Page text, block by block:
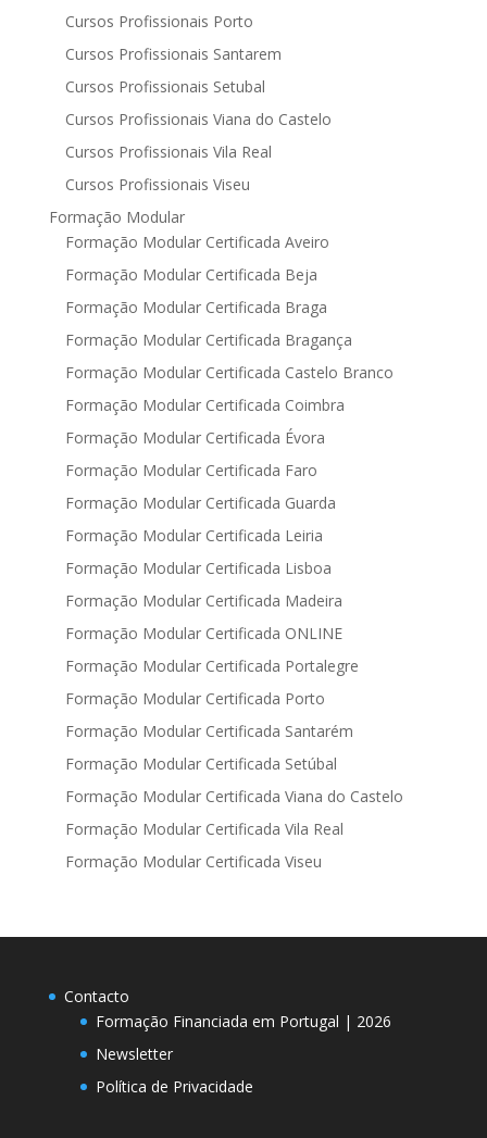
Cursos Profissionais Porto
Cursos Profissionais Santarem
Cursos Profissionais Setubal
Cursos Profissionais Viana do Castelo
Cursos Profissionais Vila Real
Cursos Profissionais Viseu
Formação Modular
Formação Modular Certificada Aveiro
Formação Modular Certificada Beja
Formação Modular Certificada Braga
Formação Modular Certificada Bragança
Formação Modular Certificada Castelo Branco
Formação Modular Certificada Coimbra
Formação Modular Certificada Évora
Formação Modular Certificada Faro
Formação Modular Certificada Guarda
Formação Modular Certificada Leiria
Formação Modular Certificada Lisboa
Formação Modular Certificada Madeira
Formação Modular Certificada ONLINE
Formação Modular Certificada Portalegre
Formação Modular Certificada Porto
Formação Modular Certificada Santarém
Formação Modular Certificada Setúbal
Formação Modular Certificada Viana do Castelo
Formação Modular Certificada Vila Real
Formação Modular Certificada Viseu
Contacto
Formação Financiada em Portugal | 2026
Newsletter
Política de Privacidade